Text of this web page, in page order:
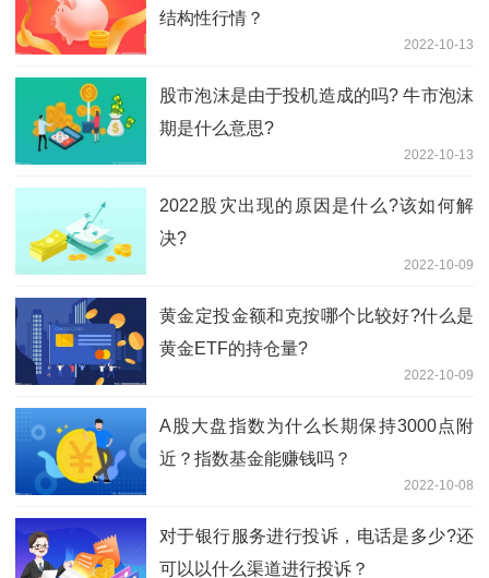
结构性行情？
2022-10-13
股市泡沫是由于投机造成的吗? 牛市泡沫
期是什么意思?
2022-10-13
2022股灾出现的原因是什么?该如何解
决?
2022-10-09
黄金定投金额和克按哪个比较好?什么是
黄金ETF的持仓量?
2022-10-09
A股大盘指数为什么长期保持3000点附
近？指数基金能赚钱吗？
2022-10-08
对于银行服务进行投诉，电话是多少?还
可以以什么渠道进行投诉？